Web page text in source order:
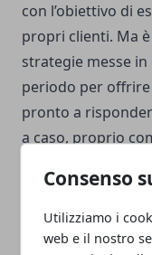
Consenso
Utilizziamo i
web e il nostro
con l’obiettivo di
propri clienti. Ma
strategie messe
periodo per
pronto a
a caso, proprio
plasmata sui
Secondo il
consolidarli più